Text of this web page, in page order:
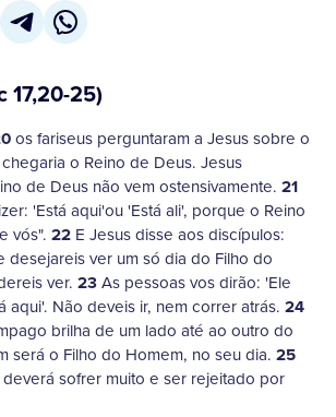
17,20-25)
os fariseus perguntaram a Jesus sobre o
o Reino de Deus. Jesus
de Deus não vem ostensivamente. 21
'Está aqui'ou 'Está ali', porque o Reino
vós". 22 E Jesus disse aos discípulos:
desejareis ver um só dia do Filho do
ver. 23As pessoas vos dirão: 'Ele
aqui'. Não deveis ir, nem correr atrás. 24
brilha de um lado até ao outro do
será o Filho do Homem, no seu dia. 25
sofrer muito e ser rejeitado por